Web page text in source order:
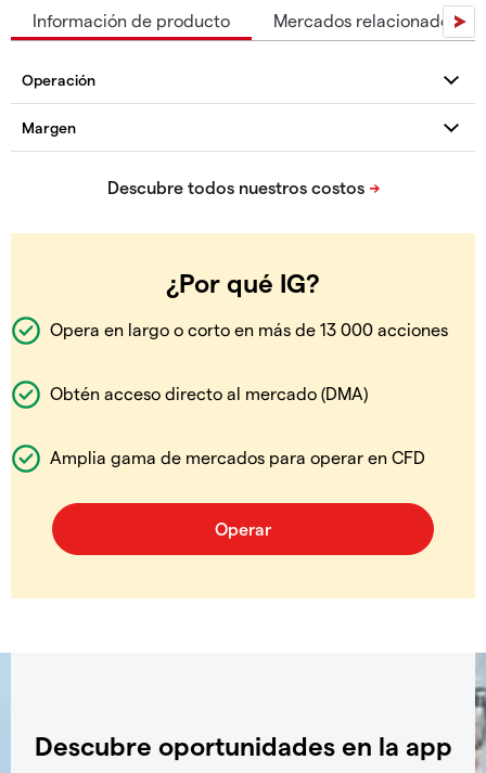
Información de producto Mercados relacionados
¿Por qué IG?
Opera en largo o corto en más de 13 000 acciones
Obtén acceso directo al mercado (DMA)
Amplia gama de mercados para operar en CFD
Descubre oportunidades en la app